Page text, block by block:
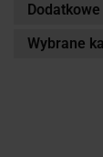
Dodatkowe
Wybrane